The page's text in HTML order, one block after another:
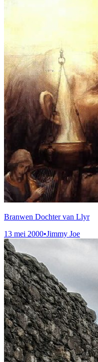
Branwen Dochter van Llyr
13 mei 2000•Jimmy Joe